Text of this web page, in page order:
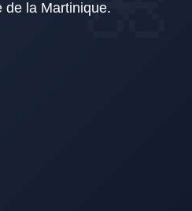
de la Martinique.